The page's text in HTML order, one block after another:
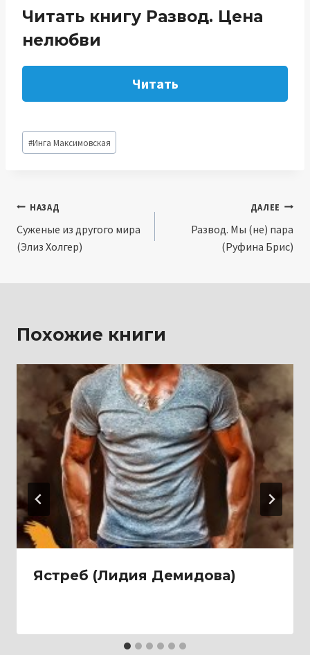
Читать книгу Развод. Цена
нелюбви
Читать
Метки
записи:
#Инга Максимовская
Навигация
по
НАЗАД
Суженые из другого мира
(Элиз Холгер)
ДАЛЕЕ
Развод. Мы (не) пара
(Руфина Брис)
Похожие книги
Ястреб (Лидия Демидова)